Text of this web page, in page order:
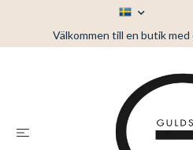
Välkommen till en butik